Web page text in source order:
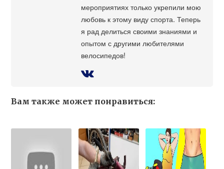
мероприятиях только укрепили мою
любовь к этому виду спорта. Теперь
я рад делиться своими знаниями и
опытом с другими любителями
велосипедов!
Вам также может понравиться: